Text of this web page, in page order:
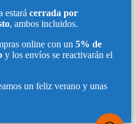
estará cerrada por
, ambos incluidos.
online con un 5% de
y los envíos se reactivarán el
un feliz verano y unas